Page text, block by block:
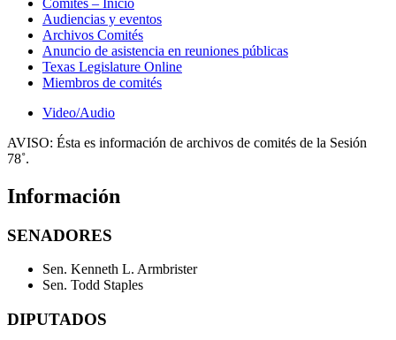
Audiencias y eventos
Archivos Comités
Anuncio de asistencia en reuniones públicas
Texas Legislature Online
Miembros de comités
Video/Audio
AVISO: Ésta es información de archivos de comités de la Sesión
78˚.
Información
SENADORES
Sen. Kenneth L. Armbrister
Sen. Todd Staples
DIPUTADOS